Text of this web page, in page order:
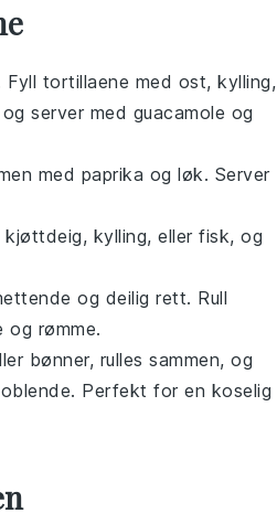
Fyll tortillaene med ost, kylling,
server med guacamole og
med paprika og løk. Server
kjøttdeig, kylling, eller fisk, og
og deilig rett. Rull
og rømme.
bønner, rulles sammen, og
Perfekt for en koselig